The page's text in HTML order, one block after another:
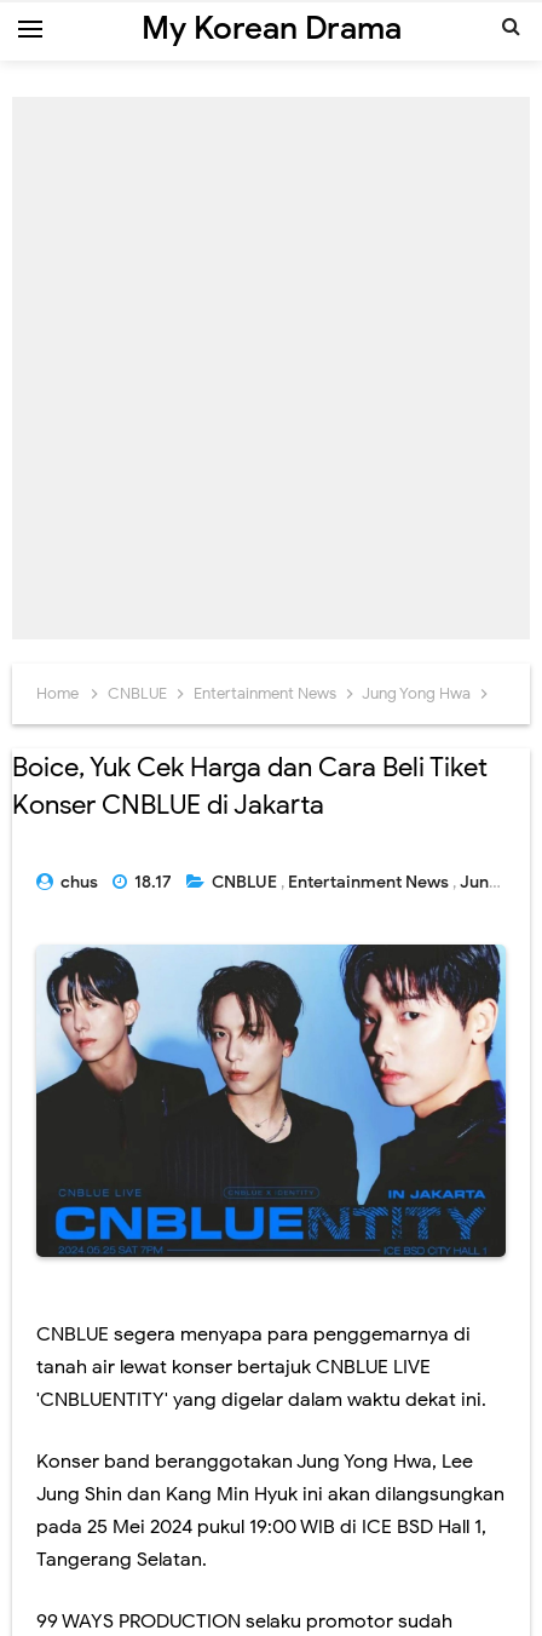
My Korean Drama
Home CNBLUE Entertainment News Jung Yong Hwa
Boice, Yuk Cek Harga dan Cara Beli Tiket
Konser CNBLUE di Jakarta
chus 18.17 CNBLUE , Entertainment News ,Jung Yong Hwa
CNBLUE segera menyapa para penggemarnya di
tanah air lewat konser bertajuk CNBLUE LIVE
'CNBLUENTITY' yang digelar dalam waktu dekat ini.
Konser band beranggotakan Jung Yong Hwa, Lee
Jung Shin dan Kang Min Hyuk ini akan dilangsungkan
pada 25 Mei 2024 pukul 19:00 WIB di ICE BSD Hall 1,
Tangerang Selatan.
99 WAYS PRODUCTION selaku promotor sudah